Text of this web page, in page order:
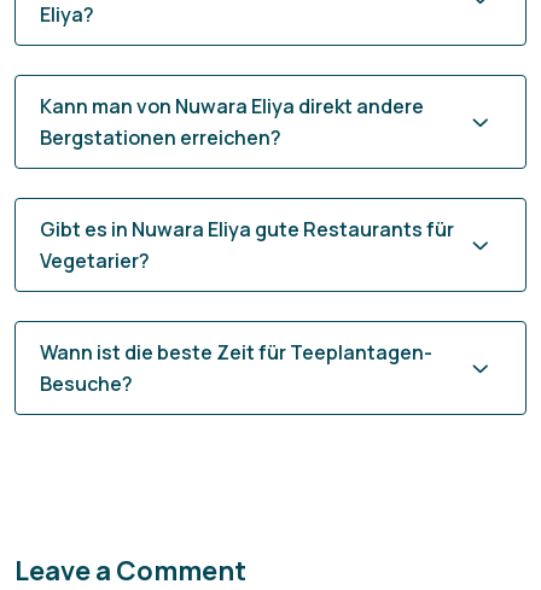
Eliya?
Kann man von Nuwara Eliya direkt andere
Bergstationen erreichen?
Gibt es in Nuwara Eliya gute Restaurants für
Vegetarier?
Wann ist die beste Zeit für Teeplantagen-
Besuche?
Leave a Comment